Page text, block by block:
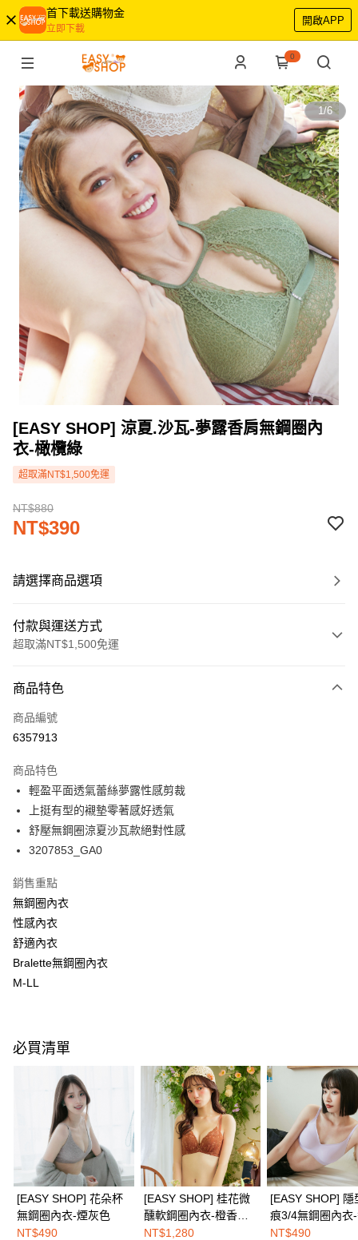
首下載送購物金
立即下載
開啟APP
0
1/6
[EASY SHOP] 涼夏.沙瓦-夢露香肩無鋼圈內
衣-橄欖綠
超取滿NT$1,500免運
NT$880
NT$390
請選擇商品選項
付款與運送方式
超取滿NT$1,500免運
信用卡一次付款
超商取貨付款
Apple Pay
悠遊付
Google Pay
全支付
全盈+PAY
【關於「AFTEE先享後付」】
AFTEE先享後付是「在收到商品之後才付款」的支付方式。 讓您購物簡單
３．安心：先確認商品／服務後，再付款。
【「AFTEE先享後付」結帳流程】
１．於結帳方式選擇「AFTEE先享後付」後，將跳轉至「AFTEE先享後付」
結帳頁面，進行簡訊認證並確認金額後，即可完成結帳。
２．訂單成立數日內，您將收到繳費通知簡訊。
３．收到繳費通知簡訊後14天內，點擊此簡訊中的連結，可透過四大超商／
ATM／網路銀行／等多元方式進行付款，方視為交易完成。
※ 請注意：結帳手續完成當下不需立刻繳費，但若您需要取消訂單，請聯絡
購買商品的店家。未經商家同意取消之訂單仍視為有效，需透過AFTEE先享
後付繳納相關費用。
※ 交易是否成功請以「AFTEE先享後付 」之結帳頁面顯示為準，若有關於
是否繳費成功／繳費後需取消欲退款等相關疑問，請聯繫「AFTEE先享後付
客戶支援中心」
https://netprotections.freshdesk.com/support/home
ATM付款
全家取付
每筆NT$100，滿NT$1,500(含以上)免運費
付款後全家取貨
每筆NT$100，滿NT$1,500(含以上)免運費
7-11取付
每筆NT$100，滿NT$1,500(含以上)免運費
付款後7-11取貨
每筆NT$100，滿NT$1,500(含以上)免運費
商品特色
商品編號
6357913
商品特色
輕盈平面透氣蕾絲夢露性感剪裁
上挺有型的襯墊零著感好透氣
舒壓無鋼圈涼夏沙瓦款絕對性感
3207853_GA0
銷售重點
無鋼圈內衣
性感內衣
舒適內衣
Bralette無鋼圈內衣
M-LL
必買清單
[EASY SHOP] 花朵杯
無鋼圈內衣-煙灰色
NT$490
[EASY SHOP] 桂花微
醺軟鋼圈內衣-橙香甘
醺
NT$1,280
[EASY SHOP] 隱
痕3/4無鋼圈內衣
紫
NT$490